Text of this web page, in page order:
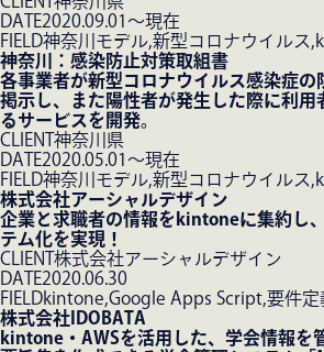
DATE2020.09.01〜現在
FIELD神奈川モデル,新型コロナウイルス
神奈川：感染防止対策取組書
各事業者が新型コロナウイルス感染症の
掲示し、また陽性者が発生した際に利用
るサービスを開発。
CLIENT神奈川県
DATE2020.05.01〜現在
FIELD神奈川モデル,新型コロナウイルス
株式会社アーシャルデザイン
企業と求職者の情報をkintoneに集約し
テム化を実現！
CLIENT株式会社アーシャルデザイン
DATE2020.06.30
FIELDkintone,Google Apps Script,要件定
株式会社IDOBATA
kintone・AWSを活用した、学会情報を